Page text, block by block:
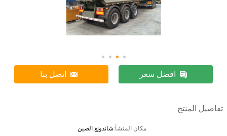
افضل سعر اتصل بنا
تفاصيل المنتج
مكان المنشأ:شاندونغ الصين